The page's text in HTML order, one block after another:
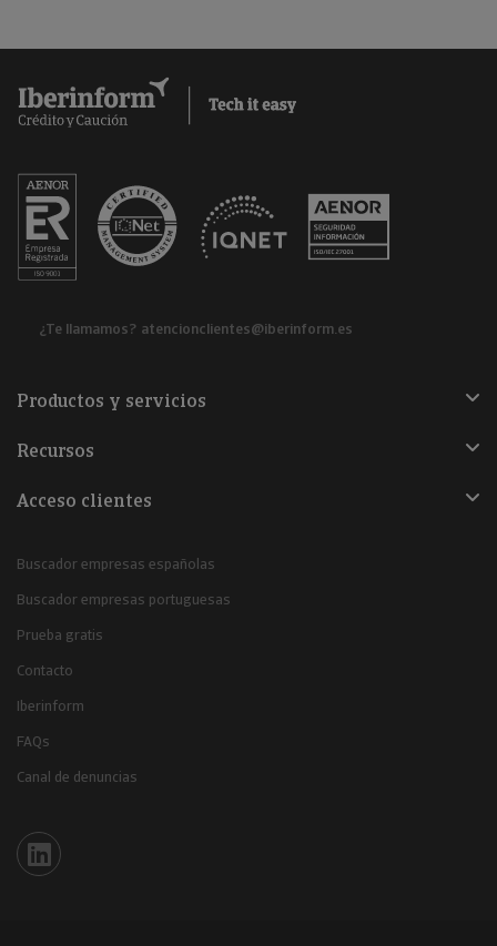
¿Te llamamos? atencionclientes@iberinform.es
Productos y servicios
Recursos
Acceso clientes
Buscador empresas españolas
Buscador empresas portuguesas
Prueba gratis
Contacto
Iberinform
FAQs
Canal de denuncias
Iberinform en Linkedin